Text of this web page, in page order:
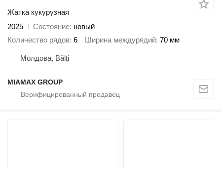
Жатка кукурузная
2025
Состояние новый
Количество рядов 6 Ширина междурядий 70 мм
Молдова, Bălți
MIAMAX GROUP